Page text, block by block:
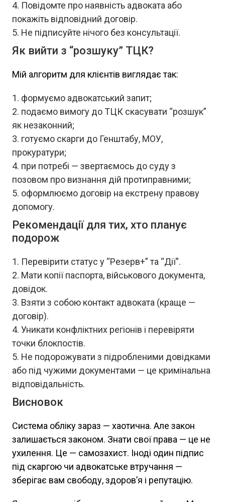
Повідомте про наявність адвоката або
покажіть відповідний договір.
Не підписуйте нічого без консультації.
Як вийти з “розшуку” ТЦК?
Мій алгоритм для клієнтів виглядає так:
формуємо адвокатський запит;
подаємо вимогу до ТЦК скасувати “розшук”
як незаконний;
готуємо скарги до Генштабу, МОУ,
прокуратури;
при потребі — звертаємось до суду з
позовом про визнання дій протиправними;
оформлюємо договір на екстрену правову
допомогу.
Рекомендації для тих, хто планує
подорож
Перевірити статус у “Резерв+” та “Дії”.
Мати копії паспорта, військового документа,
довідок.
Взяти з собою контакт адвоката (краще —
договір).
Уникати конфліктних регіонів і перевіряти
точки блокпостів.
Не подорожувати з підробленими довідками
або під чужими документами — це кримінальна
відповідальність.
Висновок
Система обліку зараз — хаотична. Але закон
залишається законом. Знати свої права — це не
ухилення. Це — самозахист. Іноді один підпис
під скаргою чи адвокатське втручання —
зберігає вам свободу, здоров’я і репутацію.